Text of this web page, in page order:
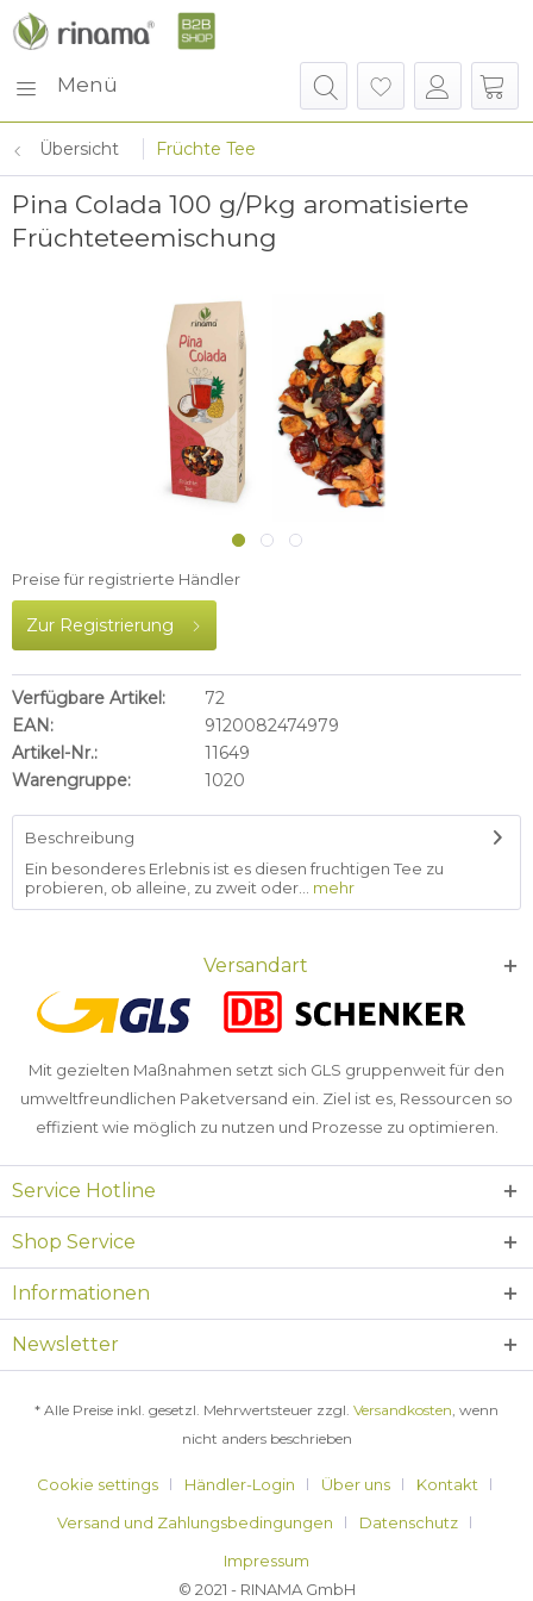
Menü
Übersicht Früchte Tee
Pina Colada 100 g/Pkg aromatisierte
Früchteteemischung
Preise für registrierte Händler
Zur Registrierung
Verfügbare Artikel:
72
EAN:
9120082474979
Artikel-Nr.:
11649
Warengruppe:
1020
Beschreibung
Ein besonderes Erlebnis ist es diesen fruchtigen Tee zu
probieren, ob alleine, zu zweit oder...
mehr
Versandart
Mit gezielten Maßnahmen setzt sich GLS gruppenweit für den
umweltfreundlichen Paketversand ein. Ziel ist es, Ressourcen so
effizient wie möglich zu nutzen und Prozesse zu optimieren.
Service Hotline
Shop Service
Informationen
Newsletter
* Alle Preise inkl. gesetzl. Mehrwertsteuer zzgl. Versandkosten, wenn
nicht anders beschrieben
Cookie settings Händler-Login Über uns
Kontakt
Versand und Zahlungsbedingungen
Datenschutz
Impressum
© 2021 - RINAMA GmbH